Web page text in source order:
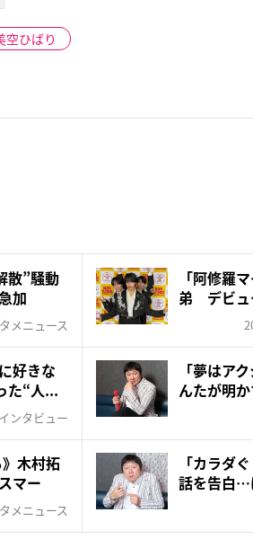
空ひばり
散”騒動
加
メニュース
「阿修羅
弟 デビュ
好きな
た“人...
インタビュー
「夢はア
んたが明
木村拓
マー
メニュース
「カラダ
話を告白